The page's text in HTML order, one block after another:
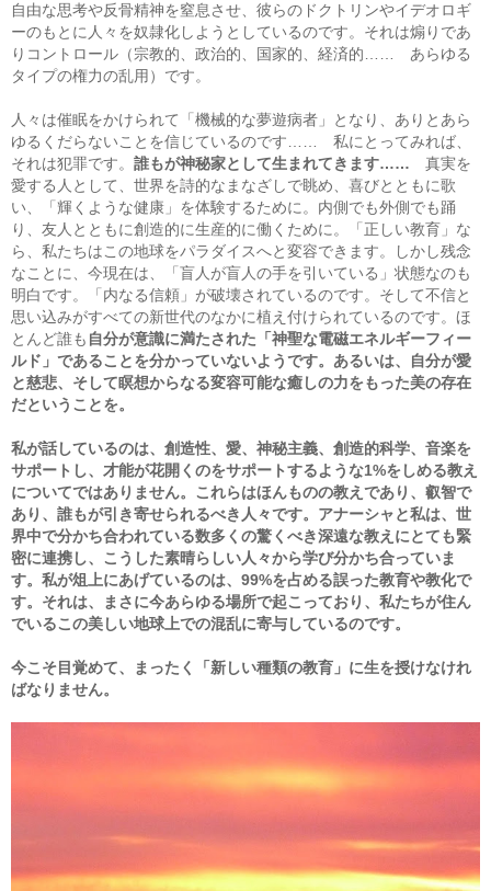
自由な思考や反骨精神を窒息させ、彼らのドクトリンやイデオロギ
ーのもとに人々を奴隷化しようとしているのです。それは煽りであ
りコントロール（宗教的、政治的、国家的、経済的…… あらゆる
タイプの権力の乱用）です。
人々は催眠をかけられて「機械的な夢遊病者」となり、ありとあら
ゆるくだらないことを信じているのです…… 私にとってみれば、
それは犯罪です。 誰もが神秘家として生まれてきます…… 真実を
愛する人として、世界を詩的なまなざしで眺め、喜びとともに歌
い、「輝くような健康」を体験するために。内側でも外側でも踊
り、友人とともに創造的に生産的に働くために。「正しい教育」な
ら、私たちはこの地球をパラダイスへと変容できます。しかし残念
なことに、今現在は、「盲人が盲人の手を引いている」状態なのも
明白です。「内なる信頼」が破壊されているのです。そして不信と
思い込みがすべての新世代のなかに植え付けられているのです。ほ
とんど誰も 自分が意識に満たされた「神聖な電磁エネルギーフィー
ルド」であることを分かっていないようです。あるいは、自分が愛
と慈悲、そして瞑想からなる変容可能な癒しの力をもった美の存在
だということを。
私が話しているのは、創造性、愛、神秘主義、創造的科学、音楽を
サポートし、才能が花開くのをサポートするような1%をしめる教え
についてではありません。これらはほんものの教えであり、叡智で
あり、誰もが引き寄せられるべき人々です。アナーシャと私は、世
界中で分かち合われている数多くの驚くべき深遠な教えにとても緊
密に連携し、こうした素晴らしい人々から学び分かち合っていま
す。私が俎上にあげているのは、99%を占める誤った教育や教化で
す。それは、まさに今あらゆる場所で起こっており、私たちが住ん
でいるこの美しい地球上での混乱に寄与しているのです。
今こそ目覚めて、まったく「新しい種類の教育」に生を授けなけれ
ばなりません。